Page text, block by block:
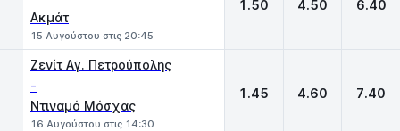
Ακμάτ
15 Αυγούστου στις 20:45
1.50 4.50 6.40
Ζενίτ Αγ. Πετρούπολης
-
Ντιναμό Μόσχας
16 Αυγούστου στις 14:30
1.45 4.60 7.40